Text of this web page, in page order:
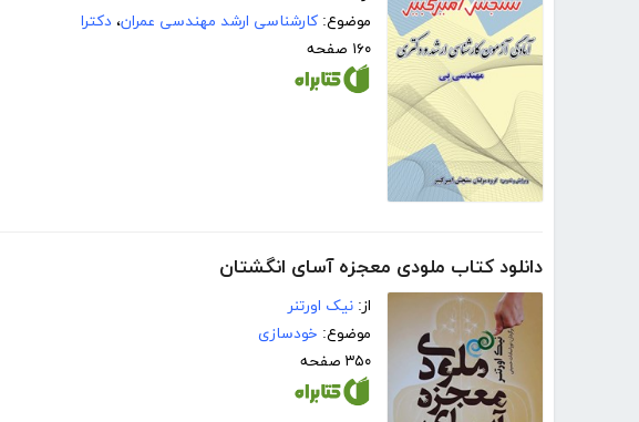
موضوع: کارشناسی ارشد مهندسی عمران، دکترا
۱۶۰ صفحه
دانلود کتاب ملودی معجزه آسای انگشتان
از: نیک اورتنر
موضوع: خودسازی
۳۵۰ صفحه